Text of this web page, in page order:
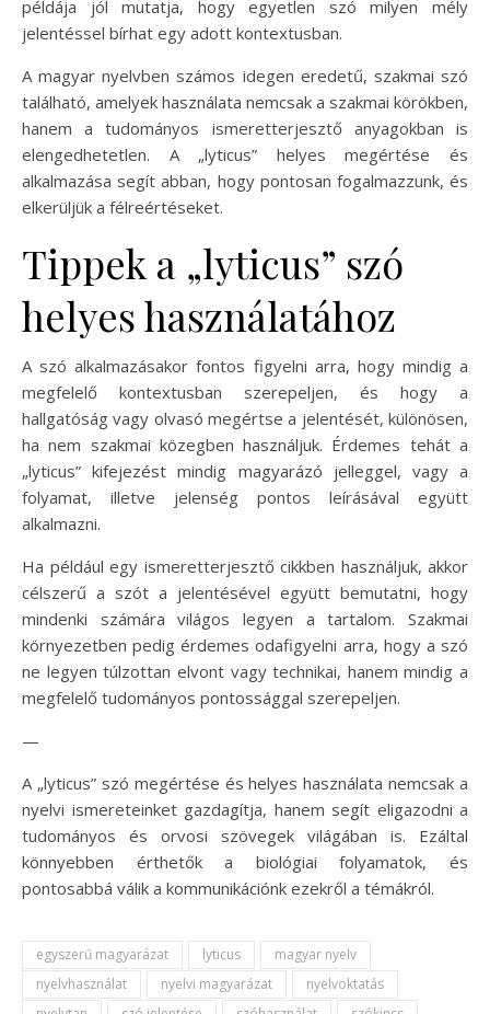
példája jól mutatja, hogy egyetlen szó milyen mély
jelentéssel bírhat egy adott kontextusban.
A magyar nyelvben számos idegen eredetű, szakmai szó
található, amelyek használata nemcsak a szakmai körökben,
hanem a tudományos ismeretterjesztő anyagokban is
elengedhetetlen. A „lyticus” helyes megértése és
alkalmazása segít abban, hogy pontosan fogalmazzunk, és
elkerüljük a félreértéseket.
Tippek a „lyticus” szó
helyes használatához
A szó alkalmazásakor fontos figyelni arra, hogy mindig a
megfelelő kontextusban szerepeljen, és hogy a
hallgatóság vagy olvasó megértse a jelentését, különösen,
ha nem szakmai közegben használjuk. Érdemes tehát a
„lyticus” kifejezést mindig magyarázó jelleggel, vagy a
folyamat, illetve jelenség pontos leírásával együtt
alkalmazni.
Ha például egy ismeretterjesztő cikkben használjuk, akkor
célszerű a szót a jelentésével együtt bemutatni, hogy
mindenki számára világos legyen a tartalom. Szakmai
környezetben pedig érdemes odafigyelni arra, hogy a szó
ne legyen túlzottan elvont vagy technikai, hanem mindig a
megfelelő tudományos pontossággal szerepeljen.
—
A „lyticus” szó megértése és helyes használata nemcsak a
nyelvi ismereteinket gazdagítja, hanem segít eligazodni a
tudományos és orvosi szövegek világában is. Ezáltal
könnyebben érthetők a biológiai folyamatok, és
pontosabbá válik a kommunikációnk ezekről a témákról.
egyszerű magyarázat lyticus
magyar nyelv
nyelvhasználat
nyelvi magyarázat
nyelvoktatás